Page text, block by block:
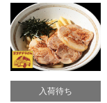
入荷待ち